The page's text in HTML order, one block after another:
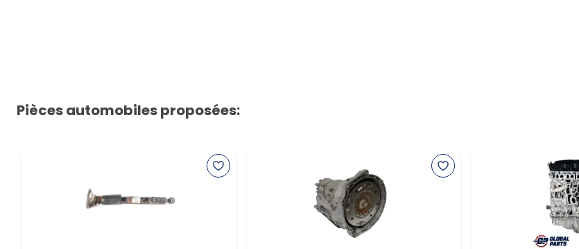
Pièces automobiles proposées: